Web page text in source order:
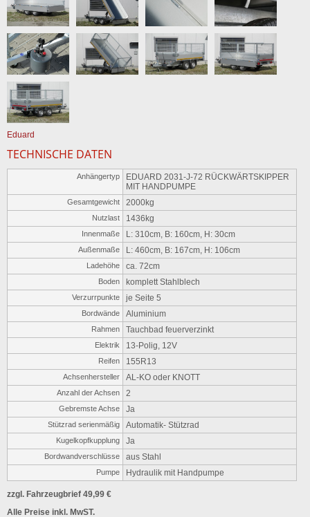
Eduard
TECHNISCHE DATEN
Anhängertyp
EDUARD 2031-J-72 RÜCKWÄRTSKIPPER
MIT HANDPUMPE
Gesamtgewicht 2000kg
Nutzlast 1436kg
Innenmaße L: 310cm, B: 160cm, H: 30cm
Außenmaße L: 460cm, B: 167cm, H: 106cm
Ladehöhe ca. 72cm
Boden komplett Stahlblech
Verzurrpunkte je Seite 5
Bordwände Aluminium
Rahmen Tauchbad feuerverzinkt
Elektrik 13-Polig, 12V
Reifen 155R13
Achsenhersteller AL-KO oder KNOTT
Anzahl der Achsen 2
Gebremste Achse Ja
Stützrad serienmäßig Automatik- Stützrad
Kugelkopfkupplung Ja
Bordwandverschlüsse aus Stahl
Pumpe Hydraulik mit Handpumpe
zzgl. Fahrzeugbrief 49,99 €
Alle Preise inkl. MwST.